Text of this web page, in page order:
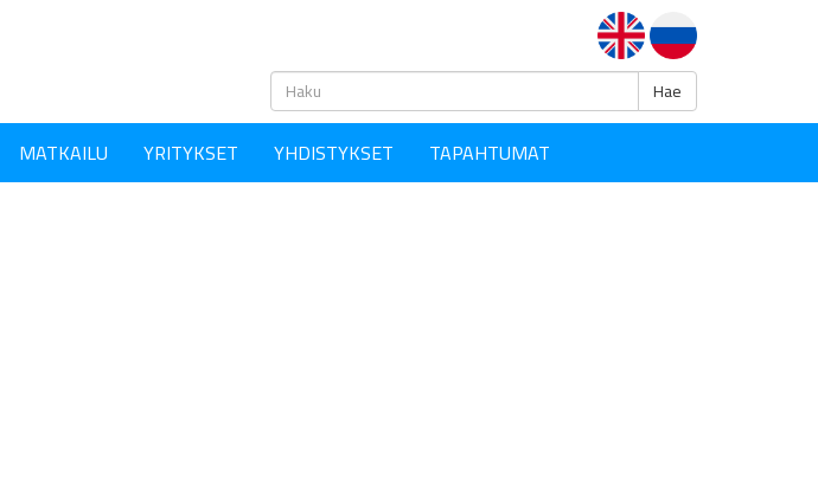
Haku
Hae
MATKAILU YRITYKSET YHDISTYKSET TAPAHTUMAT